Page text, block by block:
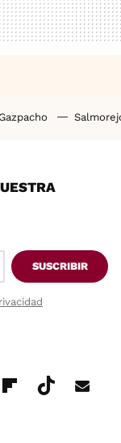
Gazpacho
SUSCRIBIR